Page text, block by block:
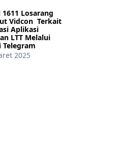
Losarang
Vidcon Terkait
Aplikasi
LTT Melalui
2025